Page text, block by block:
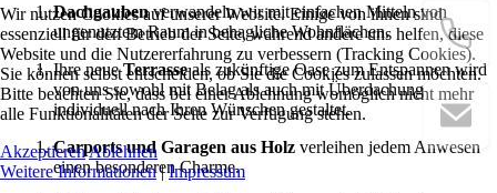
Dachgaubenverwandeln wir mit einfachen Mitteln von
ungenutztem Raum in behagliche Wohnflächen.
Ihre neueTerrasseals zukünftige Oase zum Entspannen wird
von uns sowohl mit Belag als auch mit Überdachung
individuell nach Ihren Wünschen gestaltet.
Carports und Garagen aus Holz verleihen jedem Anwesen
einen besonderen Charme.
Wir nutzen Cookies auf unserer Website. Einige von ihnen sind
essenziell für den Betrieb der Seite, während andere uns helfen, diese
Website und die Nutzererfahrung zu verbessern (Tracking Cookies).
Sie können selbst entscheiden, ob Sie die Cookies zulassen möchten.
Bitte beachten Sie, dass bei einer Ablehnung womöglich nicht mehr
alle Funktionalitäten der Seite zur Verfügung stehen.
Akzeptieren Ablehnen
Weitere Informationen|Impressum